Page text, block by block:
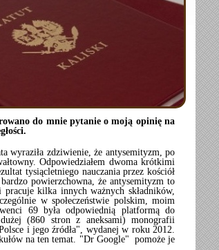
do mnie pytanie o moją opinię na
wyraziła zdziwienie, że antysemityzm, po
Odpowiedziałem dwoma krótkimi
tysiącletniego nauczania przez kościół
powierzchowna, że antysemityzm to
kilka innych ważnych składników,
w społeczeństwie polskim, moim
69 była odpowiednią platformą do
(860 stron z aneksami) monografii
i jego źródła", wydanej w roku 2012.
na ten temat. "Dr Google" pomoże je